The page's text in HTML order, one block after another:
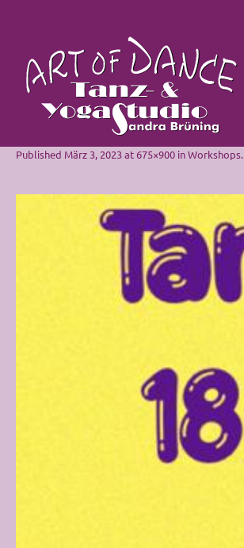
Published März 3, 2023at 675×900 inWorkshops.